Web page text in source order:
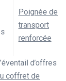
Poignée de
transport
renforcée
d’offres
coffret de